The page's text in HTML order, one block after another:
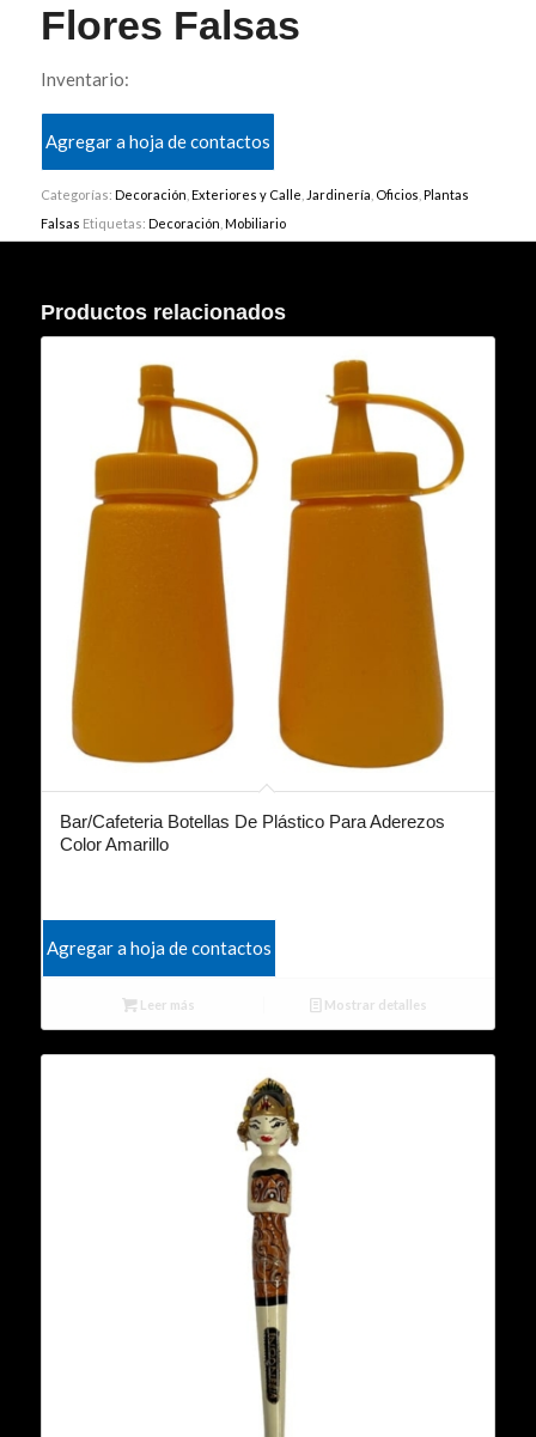
Flores Falsas
Inventario:
Agregar a hoja de contactos
Categorías: Decoración Exteriores y Calle Jardinería Oficios Plantas
Falsas Etiquetas: Decoración Mobiliario
Productos relacionados
Bar/Cafeteria Botellas De Plástico Para Aderezos
Color Amarillo
Agregar a hoja de contactos
Leer más Mostrar detalles